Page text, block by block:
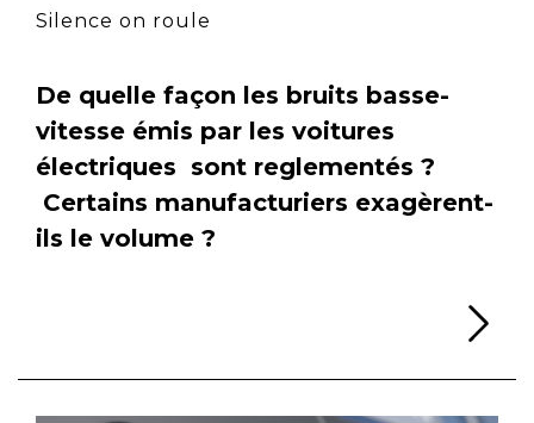
Silence on roule
De quelle façon les bruits basse-
vitesse émis par les voitures
électriques sont reglementés ?
Certains manufacturiers exagèrent-
ils le volume ?